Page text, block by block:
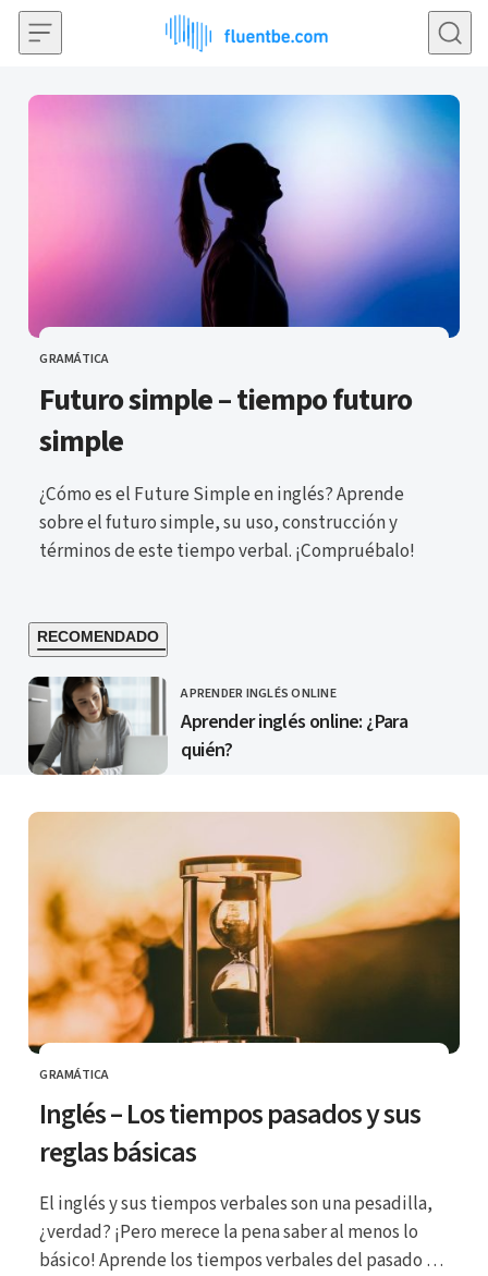
Saltar al contenido
CATEGORÍA
GRAMÁTICA
Futuro simple – tiempo futuro
simple
¿Cómo es el Future Simple en inglés? Aprende
sobre el futuro simple, su uso, construcción y
términos de este tiempo verbal. ¡Compruébalo!
RECOMENDADO
CATEGORÍA
APRENDER INGLÉS ONLINE
Aprender inglés online: ¿Para
quién?
CATEGORÍA
GRAMÁTICA
Inglés – Los tiempos pasados y sus
reglas básicas
El inglés y sus tiempos verbales son una pesadilla,
¿verdad? ¡Pero merece la pena saber al menos lo
básico! Aprende los tiempos verbales del pasado en